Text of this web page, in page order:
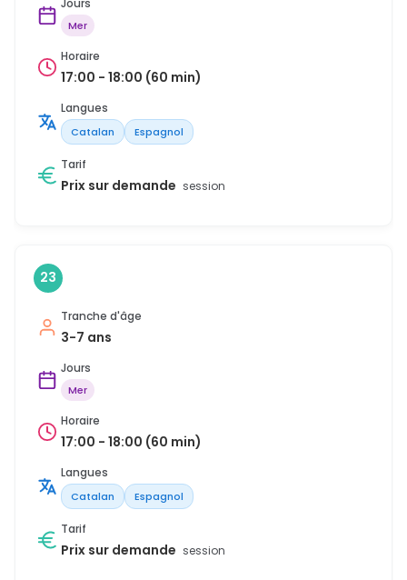
Mer
Horaire
17:00 - 18:00 (60 min)
Langues
Catalan Espagnol
Tarif
Prix sur demande session
23
Tranche d'âge
3-7 ans
Jours
Mer
Horaire
17:00 - 18:00 (60 min)
Langues
Catalan Espagnol
Tarif
Prix sur demande session